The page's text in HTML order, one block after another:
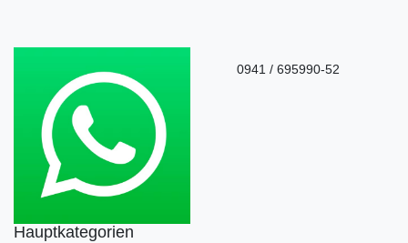
0941 / 695990-52
Hauptkategorien